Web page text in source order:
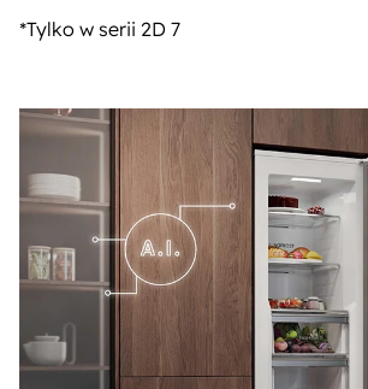
*Tylko w serii 2D 7